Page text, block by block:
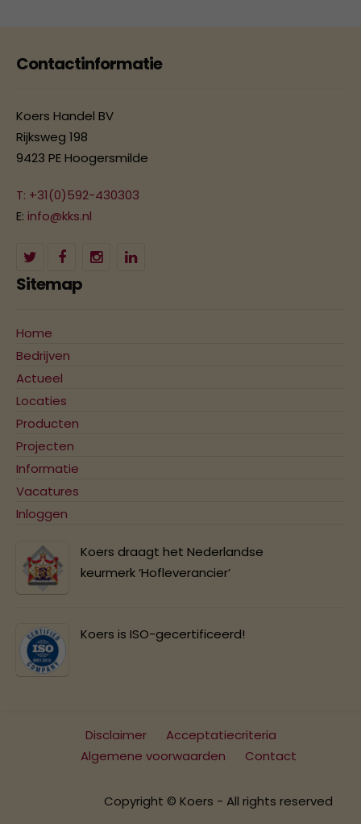
Contactinformatie
Koers Handel BV
Rijksweg 198
9423 PE Hoogersmilde
T: +31(0)592-430303
E: info@kks.nl
Sitemap
Home
Bedrijven
Actueel
Locaties
Producten
Projecten
Informatie
Vacatures
Inloggen
Koers draagt het Nederlandse
keurmerk ‘Hofleverancier’
Koers is ISO-gecertificeerd!
Disclaimer
Acceptatiecriteria
Algemene voorwaarden
Contact
Copyright © Koers - All rights reserved